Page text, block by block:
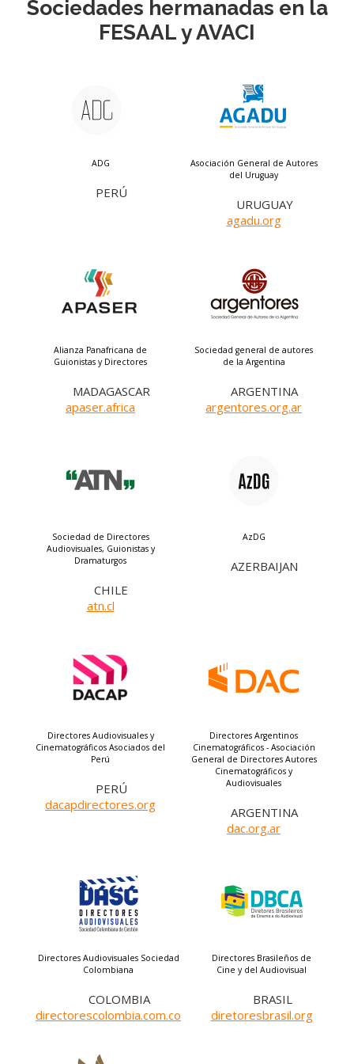
Sociedades hermanadas en la
FESAALyAVACI
ADG
PERÚ
Asociación General de Autores
del Uruguay
URUGUAY
agadu.org
Alianza Panafricana de
Guionistas y Directores
MADAGASCAR
apaser.africa
Sociedad general de autores
de la Argentina
ARGENTINA
argentores.org.ar
Sociedad de Directores
Audiovisuales, Guionistas y
Dramaturgos
CHILE
atn.cl
AzDG
AZERBAIJAN
Directores Audiovisuales y
Cinematográficos Asociados del
Perú
PERÚ
dacapdirectores.org
Directores Argentinos
Cinematográficos - Asociación
General de Directores Autores
Cinematográficos y
Audiovisuales
ARGENTINA
dac.org.ar
Directores Audiovisuales Sociedad
Colombiana
COLOMBIA
directorescolombia.com.co
Directores Brasileños de
Cine y del Audiovisual
BRASIL
diretoresbrasil.org